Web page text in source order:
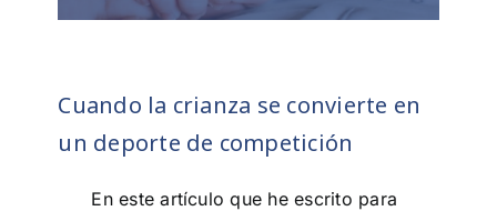
Cuando la crianza se convierte en
un deporte de competición
En este artículo que he escrito para